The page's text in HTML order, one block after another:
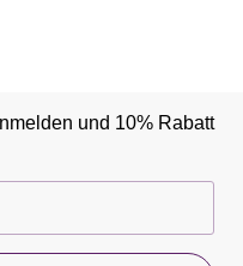
und 10% Rabatt